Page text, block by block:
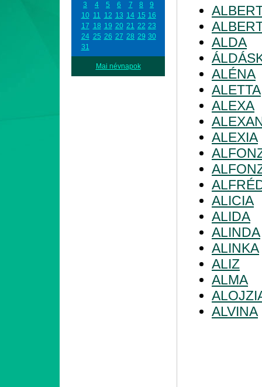
3
4 5 6 7 8
9
10 11 12 13 14 15 16
17 18 19 20 21 22 23
24 25 26 27 28 29 30
31
Mai névnapok
ALDA
ALÉNA
ALETTA
ALEXA
ALEXIA
ALICIA
ALIDA
ALINDA
ALINKA
ALIZ
ALMA
ALVINA